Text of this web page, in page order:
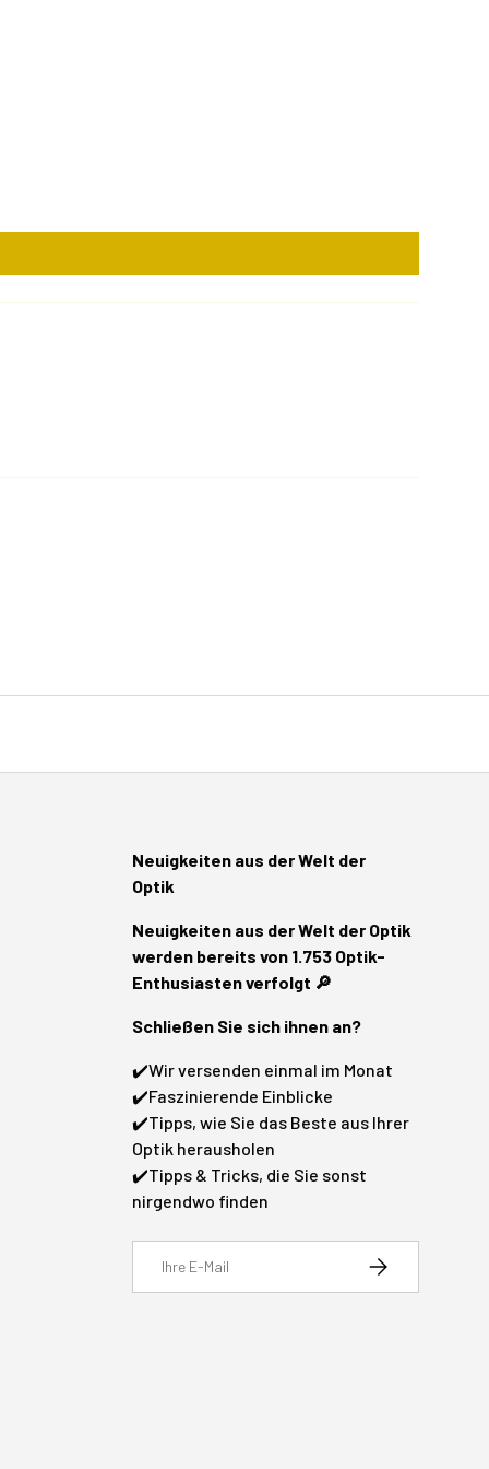
Neuigkeiten aus der Welt der
Optik
Neuigkeiten aus der Welt der Optik
werden bereits von 1.753 Optik-
Enthusiasten verfolgt 🔎
Schließen Sie sich ihnen an?
✔️Wir versenden einmal im Monat
✔️Faszinierende Einblicke
✔️Tipps, wie Sie das Beste aus Ihrer
Optik herausholen
✔️Tipps & Tricks, die Sie sonst
nirgendwo finden
Abonnieren